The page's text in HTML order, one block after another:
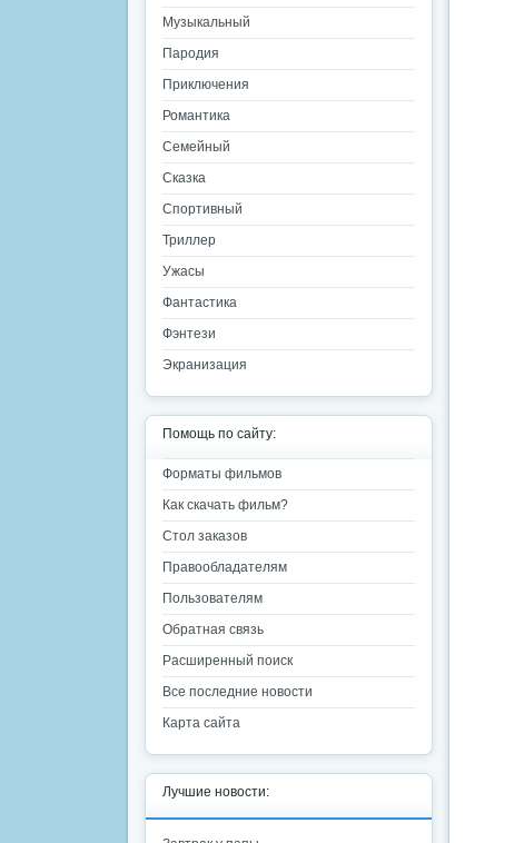
Музыкальный
Пародия
Приключения
Романтика
Семейный
Сказка
Спортивный
Триллер
Ужасы
Фантастика
Фэнтези
Экранизация
Помощь по сайту:
Форматы фильмов
Как скачать фильм?
Стол заказов
Правообладателям
Пользователям
Обратная связь
Расширенный поиск
Все последние новости
Карта сайта
Лучшие новости: